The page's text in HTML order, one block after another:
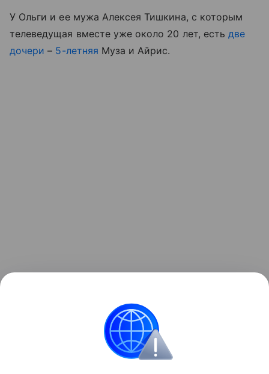
У Ольги и ее мужа Алексея Тишкина, с которым
телеведущая вместе уже около 20 лет, естьдве
дочери – 5-летняя Муза и Айрис.
Откуда взялась традиция одевать
мальчиков в голубое, а девочек в розовое
Звёздные родители